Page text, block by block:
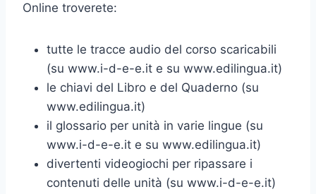
Online troverete:
tutte le tracce audio del corso scaricabili
(su www.i-d-e-e.it e su www.edilingua.it)
le chiavi del Libro e del Quaderno (su
www.edilingua.it)
il glossario per unità in varie lingue (su
www.i-d-e-e.it e su www.edilingua.it)
divertenti videogiochi per ripassare i
contenuti delle unità (su www.i-d-e-e.it)